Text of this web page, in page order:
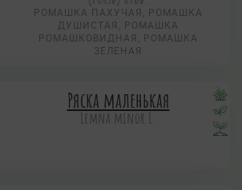
РОМАШКА ПАХУЧАЯ, РОМАШКА
ДУШИСТАЯ, РОМАШКА
РОМАШКОВИДНАЯ, РОМАШКА
ЗЕЛЕНАЯ
Ряска маленькая
Lemna minor L.